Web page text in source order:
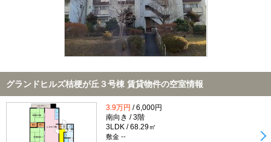
グランドヒルズ桔梗が丘３号棟 賃貸物件の空室情報
3.9万円 / 6,000円
南向き / 3階
3LDK / 68.29㎡
敷金 --